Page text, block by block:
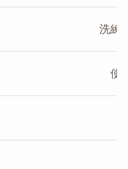
洗練
使